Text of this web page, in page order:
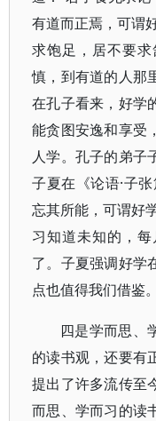
有道而正焉，可谓
求饱足，居不要
慎，到有道的人那
在孔子看来，好学
能贪图安逸和享受
人学。孔子的弟子
子夏在《论语·子
忘其所能，可谓好
习知道未知的，
了。子夏强调好学
点也值得我们借鉴。
四是学而思、
的读书观，还要有
提出了许多流传至
而思、学而习的读